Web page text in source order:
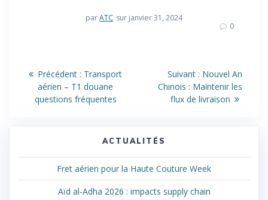
parATC sur janvier 31, 2024
0
Navigation
Précédent : Article
précédent
:
Transport
aérien – T1 douane
questions fréquentes
Suivant : Article
suivant
:
Nouvel An
Chinois : Maintenir les
flux de livraison
ACTUALITÉS
Fret aérien pour la Haute Couture Week
Aïd al-Adha 2026 : impacts supply chain